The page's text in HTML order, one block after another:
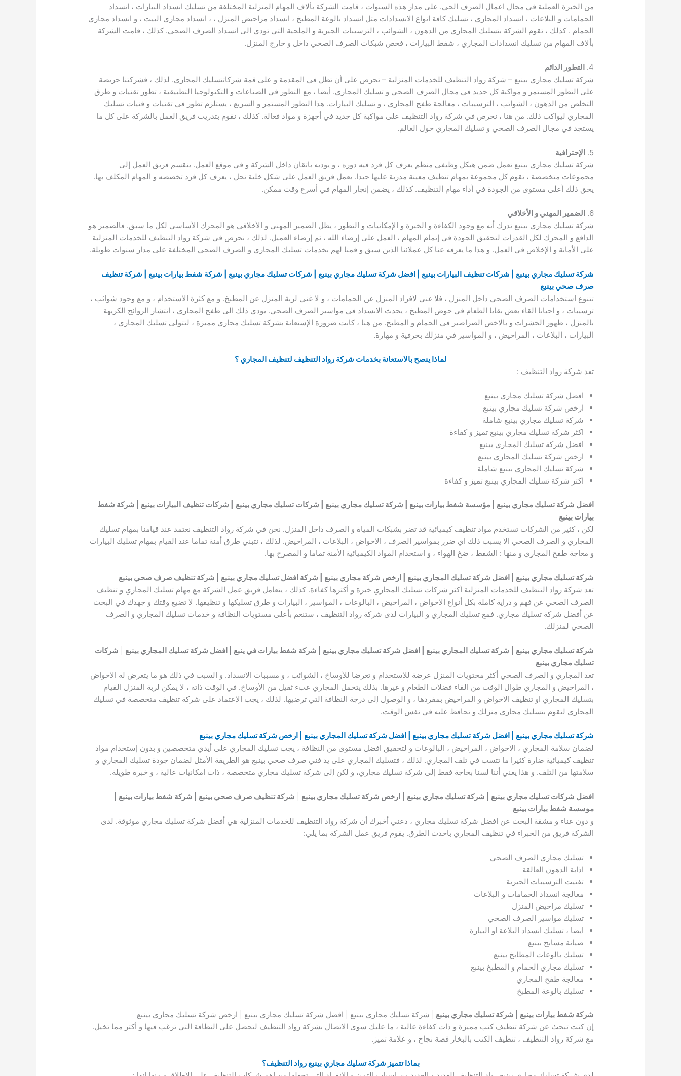
من الخبرة العملية في مجال اعمال الصرف الحي. على مدار هذه السنوات ، قامت الشركة بألاف المهام المنزلية المختلفة من تسليك انسداد البيارات ، انسداد
الحمامات و البلاعات ، انسداد المجاري ، تسليك كافة انواع الانسدادات مثل انسداد بالوعة المطبخ ، انسداد مراحيض المنزل ، ، انسداد مجاري البيت ، و انسداد مجاري
الحمام . كذلك ، تقوم الشركة بتسليك المجاري من الدهون ، الشوائب ، الترسيبات الجيرية و الملحية التي تؤدي الى انسداد الصرف الصحي. كذلك ، قامت الشركة
بألاف المهام من تسليك انسدادات المجاري ، شفط البيارات ، فحص شبكات الصرف الصحي داخل و خارج المنزل.
4. التطور الدائم
شركة تسليك مجاري بينبع – شركة رواد التنظيف للخدمات المنزلية – تحرص على أن تظل في المقدمة و على قمة شركاتتسليك المجاري. لذلك ، فشركتنا حريصة
على التطور المستمر و مواكبة كل جديد في مجال الصرف الصحي و تسليك المجاري. أيضا ، مع التطور في الصناعات و التكنولوجيا التطبيقية ، تطور تقنيات و طرق
التخلص من الدهون ، الشوائب ، الترسيبات ، معالجة طفح المجاري ، و تسليك البيارات. هذا التطور المستمر و السريع ، يستلزم تطور في تقنيات و فنيات تسليك
المجاري ليواكب ذلك. من هنا ، نحرص في شركة رواد التنظيف على مواكبة كل جديد في أجهزة و مواد فعالة. كذلك ، نقوم بتدريب فريق العمل بالشركة على كل ما
يستجد في مجال الصرف الصحي و تسليك المجاري حول العالم.
5. الإحترافية
شركة تسليك مجاري بينبع تعمل ضمن هيكل وظيفي منظم يعرف كل فرد فيه دوره ، و يؤديه باتقان داخل الشركة و في موقع العمل. ينقسم فريق العمل إلى
مجموعات متخصصة ، تقوم كل مجموعة بمهام تنظيف معينة مدربة عليها جيدا. يعمل فريق العمل على شكل خلية نحل ، يعرف كل فرد تخصصه و المهام المكلف بها.
يحق ذلك أعلى مستوى من الجودة في أداء مهام التنظيف. كذلك ، يضمن إنجار المهام في أسرع وقت ممكن.
6. الضمير المهني و الأخلاقي
شركة تسليك مجاري بينبع تدرك أنه مع وجود الكفاءة و الخبرة و الإمكانيات و التطور ، يظل الضمير المهني و الأخلاقي هو المحرك الأساسي لكل ما سبق. فالضمير هو
الدافع و المحرك لكل القدرات لتحقيق الجودة في إتمام المهام ، العمل على إرضاء الله ، ثم إرضاء العميل. لذلك ، نحرص في شركة رواد التنظيف للخدمات المنزلية
على الأمانة و الإخلاص في العمل. و هذا ما يعرفه عنا كل عملائنا الذين سبق و قمنا لهم بخدمات تسليك المجاري و الصرف الصحي المختلفة على مدار سنوات طويلة.
شركة تسليك مجاري بينبع | شركات تنظيف البيارات بينبع | افضل شركة تسليك مجاري بينبع | شركات تسليك مجاري بينبع | شركة شفط بيارات بينبع | شركة تنظيف
صرف صحي بينبع
تتنوع استخدامات الصرف الصحي داخل المنزل ، فلا غني لافراد المنزل عن الحمامات ، و لا غني لربة المنزل عن المطبخ. و مع كثرة الاستخدام ، و مع وجود شوائب ،
ترسيبات ، و احيانا القاء بعض بقايا الطعام في حوض المطبخ ، يحدث الانسداد في مواسير الصرف الصحي. يؤدي ذلك الى طفح المجاري ، انتشار الروائح الكريهة
بالمنزل ، ظهور الحشرات و بالاخص الصراصير في الحمام و المطبخ. من هنا ، كانت ضرورة الإستعانة بشركة تسليك مجاري مميزة ، لتتولى تسليك المجاري ،
البيارات ، البلاعات ، المراحيض ، و المواسير في منزلك بحرفية و مهارة.
لماذا ينصح بالاستعانة بخدمات شركة رواد التنظيف لتنظيف المجاري ؟
تعد شركة رواد التنظيف :
افضل شركة تسليك مجاري بينبع
ارخص شركة تسليك مجاري بينبع
شركة تسليك مجاري بينبع شاملة
اكثر شركة تسليك مجاري بينبع تميز و كفاءة
افضل شركة تسليك المجاري بينبع
ارخص شركة تسليك المجاري بينبع
شركة تسليك المجاري بينبع شاملة
اكثر شركة تسليك المجاري بينبع تميز و كفاءة
افضل شركة تسليك مجاري بينبع | مؤسسة شفط بيارات بينبع | شركة تسليك مجاري بينبع | شركات تسليك مجاري بينبع
| شركات تنظيف البيارات بينبع | شركة شفط
بيارات بينبع
لكن ، كثير من الشركات تستخدم مواد تنظيف كيميائية قد تضر بشبكات المياة و الصرف داخل المنزل. نحن في شركة رواد التنظيف نعتمد عند قيامنا بمهام تسليك
المجاري و الصرف الصحي الا يسبب ذلك اي ضرر بمواسير الصرف ، الاحواض ، البلاعات ، المراحيض. لذلك ، نتبني طرق أمنة تماما عند القيام بمهام تسليك البيارات
و معاجة طفح المجاري و منها : الشفط ، ضخ الهواء ، و استخدام المواد الكيميائية الأمنة تماما و المصرح بها.
شركة تسليك مجاري بينبع | افضل شركة تسليك المجاري بينبع | ارخص شركة مجاري بينبع | شركة افضل تسليك مجاري بينبع | شركة تنظيف صرف صحي بينبع
تعد شركة رواد التنظيف للخدمات المنزلية أكثر شركات تسليك المجاري خبرة و أكثرها كفاءة. كذلك ، يتعامل فريق عمل الشركة مع مهام تسليك المجاري و تنظيف
الصرف الصحي عن فهم و دراية كاملة بكل أنواع الاحواض ، المراحيض ، البالوعات ، المواسير ، البيارات و طرق تسليكها و تنظيفها. لا تضيع وقتك و جهدك في البحث
عن أفضل شركة تسليك مجاري. فمع تسليك المجاري و البيارات لدى شركة رواد التنظيف ، ستنعم بأعلى مستويات النظافة و خدمات تسليك المجاري و الصرف
الصحي لمنزلك.
شركة تسليك مجاري بينبع شركة تسليك المجاري بينبع | افضل شركة تسليك مجاري بينبع | شركة شفط بيارات في ينبع | افضل شركة تسليك المجاري بينبع
شركات
تسليك مجاري بينبع
تعد المجاري و الصرف الصحي أكثر محتويات المنزل عرضة للاستخدام و تعرضا للأوساخ ، الشوائب ، و مسببات الانسداد. و السبب في ذلك هو ما يتعرض له الاحواض
، المراحيض و المجاري طوال الوقت من القاء فضلات الطعام و غيرها. بذلك يتحمل المجاري عبء ثقيل من الأوساخ. في الوقت ذاته ، لا يمكن لربة المنزل القيام
بتسليك المجاري او تنظيف الاخواض و المراحيض بمفردها ، و الوصول إلى درجة النظافة التي ترضيها. لذلك ، يجب الإعتماد على شركة تنظيف متخصصة في تسليك
المجاري لتقوم بتسليك مجاري منزلك و تحافظ عليه في نفس الوقت.
شركة تسليك مجاري بينبع | افضل شركة تسليك مجاري بينبع | افضل شركة تسليك المجاري بينبع | ارخص شركة تسليك مجاري بينبع
لضمان سلامة المجاري ، الاحواض ، المراحيض ، البالوعات و لتحقيق افضل مستوى من النظافة ، يجب تسليك المجاري على أيدي متخصصين و بدون إستخدام مواد
تنظيف كيميائية ضارة كثيرا ما تتسب في تلف المجاري. لذلك ، فتسليك المجاري على يد فني صرف صحي بينبع هو الطريقة الأمثل لضمان جودة تسليك المجاري و
سلامتها من التلف. و هذا يعني أننا لسنا بحاجة فقط إلى شركة تسليك مجاري، و لكن إلى شركة تسليك مجاري متخصصة ، ذات امكانيات عالية ، و خبرة طويلة.
افضل شركات تسليك مجاري بينبع | شركة تسليك مجاري بينبع |ارخص شركة تسليك مجاري بينبع
شركة تنظيف صرف صحي بينبع | شركة شفط بيارات بينبع |
موسسة شفط بيارات بينبع
و دون عناء و مشقة البحث عن افضل شركة تسليك مجاري ، دعني أخبرك أن شركة رواد التنظيف للخدمات المنزلية هي أفضل شركة تسليك مجاري موثوقة. لدى
الشركة فريق من الخبراء في تنظيف المجاري باحدث الطرق. يقوم فريق عمل الشركة بما يلي:
تسليك مجاري الصرف الصحي
اذابة الدهون العالقة
تفتيت الترسيبات الجيرية
معالجة انسداد الحمامات و البلاعات
تسليك مراحيض المنزل
تسليك مواسير الصرف الصحي
ايضا ، تسليك انسداد البلاعة او البيارة
صيانة مسابح بينبع
تسليك بالوعات المطابخ بينبع
تسليك مجاري الحمام و المطبخ بينبع
معالجة طفح المجاري
تسليك بالوعة المطبخ
شركة شفط بيارات بينبع | شركة تسليك مجاري بينبع
| شركة تسليك مجاري بينبع | افضل شركة تسليك مجاري بينبع | ارخص شركة تسليك مجاري بينبع
إن كنت تبحث عن شركة تنظيف كنب مميزة و ذات كفاءة عالية ، ما عليك سوى الاتصال بشركة رواد التنظيف لتحصل على النظافة التي ترغب فيها و أكثر مما تخيل.
مع شركة رواد التنظيف ، تنظيف الكنب بالبخار قصة نجاح ، و علامة تميز.
بماذا تتميز شركة تسليك مجاري بينبع رواد التنظيف؟